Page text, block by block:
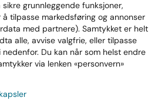
grunnleggende funksjoner,
tilpasse markedsføring og annonser
med partnere). Samtykket er helt
alle, avvise valgfrie, eller tilpasse
Du kan når som helst endre
via lenken «personvern»